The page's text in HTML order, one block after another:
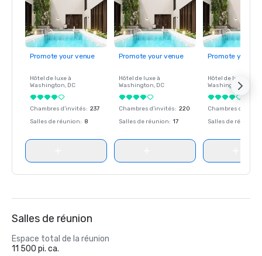
Promote your venue
Hôtel de luxe à
Washington, DC
Chambres d’invités: 237
Salles de réunion: 8
Promote your venue
Hôtel de luxe à
Washington, DC
Chambres d’invités: 220
Salles de réunion: 17
Promote your
Hôtel de luxe à
Washington
Chambres
Salles de réunion
Salles de réunion
Espace total de la réunion
11 500 pi. ca.